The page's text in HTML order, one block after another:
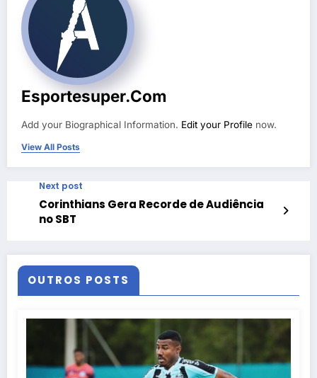
Esportesuper.com
Add your Biographical Information. Edit your Profile now.
View All Posts
Next post
Corinthians Gera Recorde de Audiência
no SBT
OUTROS POSTS